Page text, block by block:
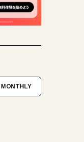
MONTHLY